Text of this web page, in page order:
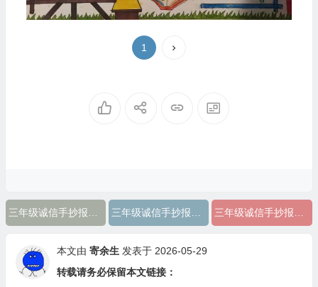
1
三年级诚信手抄报简单漂亮字少 三年级诚信手抄报简单漂亮图片 三年级诚信手抄报简单漂亮
本文由 寄余生发表于 2026-05-29
转载请务必保留本文链接：